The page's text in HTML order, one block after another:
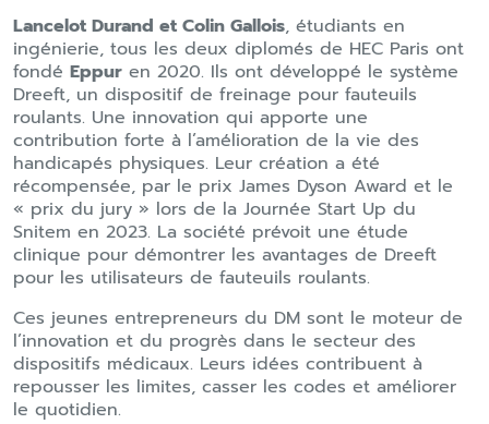
Lancelot Durand et Colin Gallois, étudiants en
ingénierie, tous les deux diplomés de HEC Paris ont
fondé Eppur en 2020. Ils ont développé le système
Dreeft, un dispositif de freinage pour fauteuils
roulants. Une innovation qui apporte une
contribution forte à l’amélioration de la vie des
handicapés physiques. Leur création a été
récompensée, par le prix James Dyson Award et le
« prix du jury » lors de la Journée Start Up du
Snitem en 2023. La société prévoit une étude
clinique pour démontrer les avantages de Dreeft
pour les utilisateurs de fauteuils roulants.
Ces jeunes entrepreneurs du DM sont le moteur de
l’innovation et du progrès dans le secteur des
dispositifs médicaux. Leurs idées contribuent à
repousser les limites, casser les codes et améliorer
le quotidien.